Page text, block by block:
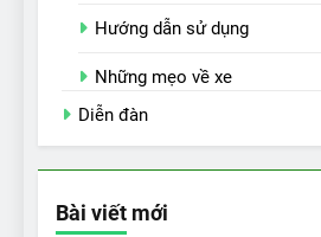
Hướng dẫn sử dụng
Những mẹo về xe
Diễn đàn
Bài viết mới